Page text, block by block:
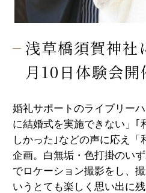
浅草橋須賀神
月10日体験会開
婚礼サポートのライブリー
に結婚式を実施できない」｢
しかった｣などの声に応え「
企画。白無垢・色打掛のい
でロケーション撮影をし、
いうとても楽しく思い出に